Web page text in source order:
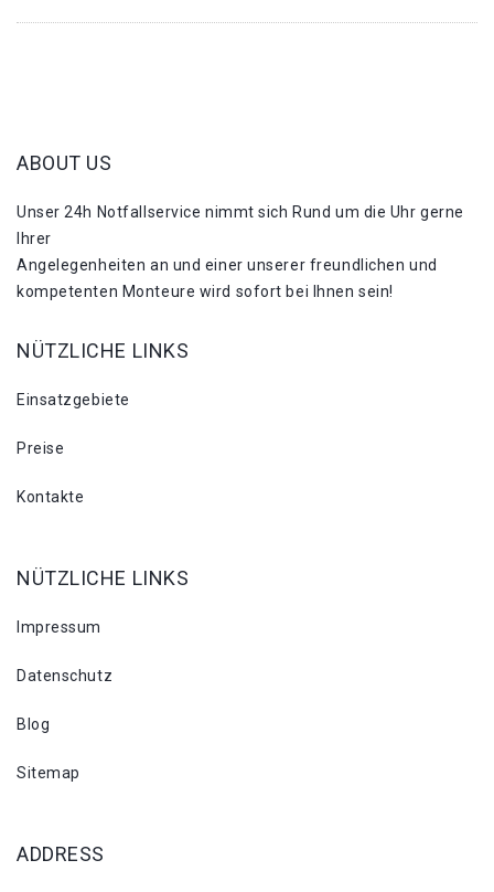
ABOUT US
Unser 24h Notfallservice nimmt sich Rund um die Uhr gerne
Ihrer
Angelegenheiten an und einer unserer freundlichen und
kompetenten Monteure wird sofort bei Ihnen sein!
NÜTZLICHE LINKS
Einsatzgebiete
Preise
Kontakte
NÜTZLICHE LINKS
Impressum
Datenschutz
Blog
Sitemap
ADDRESS